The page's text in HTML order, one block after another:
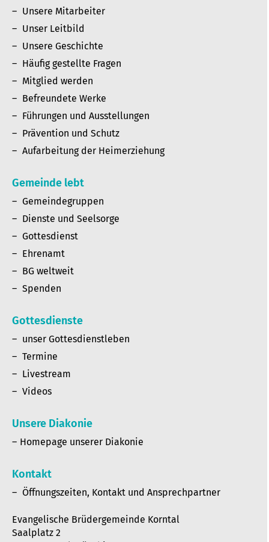
Unsere Mitarbeiter
Unser Leitbild
Unsere Geschichte
Häufig gestellte Fragen
Mitglied werden
Befreundete Werke
Führungen und Ausstellungen
Prävention und Schutz
Aufarbeitung der Heimerziehung
Gemeinde lebt
Gemeindegruppen
Dienste und Seelsorge
Gottesdienst
Ehrenamt
BG weltweit
Spenden
Gottesdienste
unser Gottesdienstleben
Termine
Livestream
Videos
Unsere Diakonie
Homepage unserer Diakonie
Kontakt
Öffnungszeiten, Kontakt und Ansprechpartner
Evangelische Brüdergemeinde Korntal
Saalplatz 2